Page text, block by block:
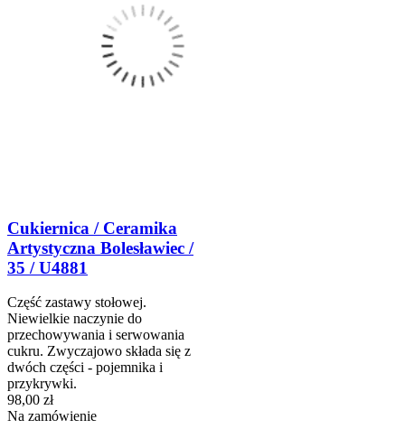
Cukiernica / Ceramika
Artystyczna Bolesławiec /
35 / U4881
Część zastawy stołowej.
Niewielkie naczynie do
przechowywania i serwowania
cukru. Zwyczajowo składa się z
dwóch części - pojemnika i
przykrywki.
98,00 zł
Na zamówienie